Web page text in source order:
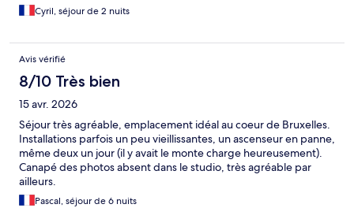
Cyril, séjour de 2 nuits
Avis vérifié
8/10 Très bien
15 avr. 2026
Séjour très agréable, emplacement idéal au coeur de Bruxelles.
Installations parfois un peu vieillissantes, un ascenseur en panne,
même deux un jour (il y avait le monte charge heureusement).
Canapé des photos absent dans le studio, très agréable par
ailleurs.
Pascal, séjour de 6 nuits